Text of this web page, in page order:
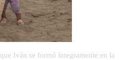
Iván se formó íntegramente en la